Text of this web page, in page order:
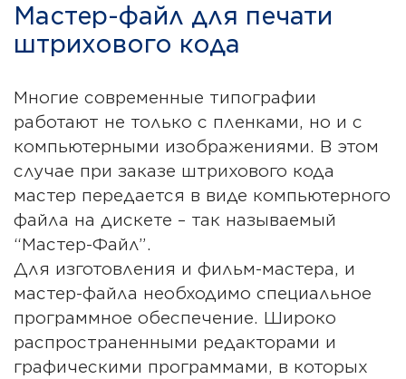
Мастер-файл для печати
штрихового кода
Многие современные типографии
работают не только с пленками, но и с
компьютерными изображениями. В этом
случае при заказе штрихового кода
мастер передается в виде компьютерного
файла на дискете – так называемый
“Мастер-Файл”.
Для изготовления и фильм-мастера, и
мастер-файла необходимо специальное
программное обеспечение. Широко
распространенными редакторами и
графическими программами, в которых